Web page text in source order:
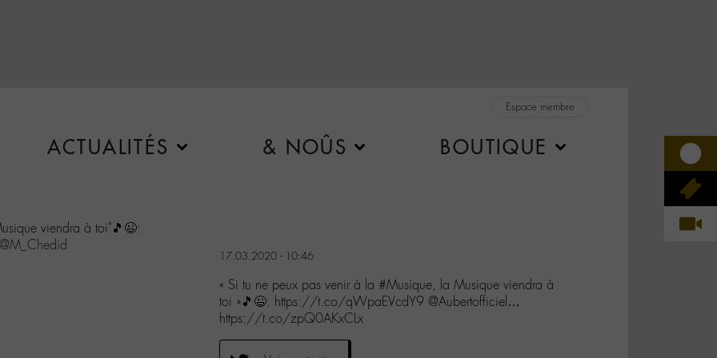
Espace membre
ACTUALITÉS & NOÛS BOUTIQUE
viendra à toi"🎵😉:
@M_Chedid
17.03.2020 - 10:46
« Si tu ne peux pas venir à la #Musique, la Musique viendra à
toi »🎵😉: https://t.co/qWpaEVcdY9 @Aubertofficiel…
https://t.co/zpQ0AKxCLx